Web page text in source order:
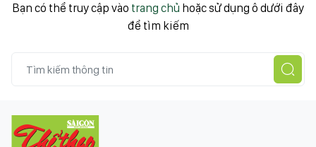
Bạn có thể truy cập vào trang chủ hoặc sử dụng ô dưới đây
để tìm kiếm